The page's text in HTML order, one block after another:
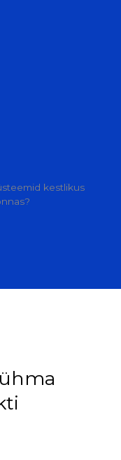
kestlikus